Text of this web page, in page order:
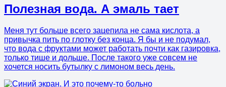
Полезная вода. А эмаль тает
Меня тут больше всего зацепила не сама кислота, а
привычка пить по глотку без конца. Я бы и не подумал,
что вода с фруктами может работать почти как газировка,
только тише и дольше. После такого уже совсем не
хочется носить бутылку с лимоном весь день.